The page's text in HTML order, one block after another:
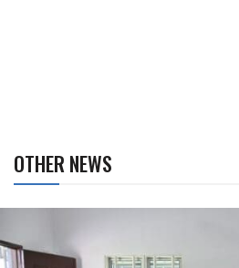
OTHER NEWS